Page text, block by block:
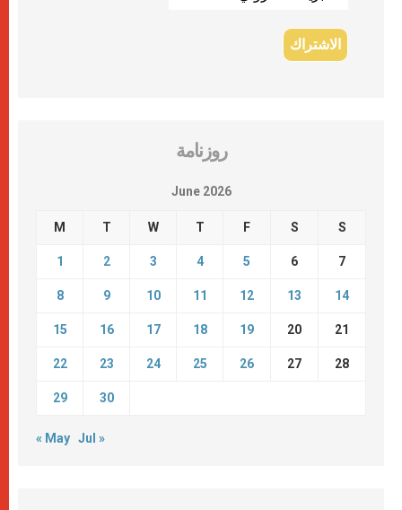
روزنامة
June 2026
M T W T F S S
1 2 3 4 5 6 7
8 9 10 11 12 13 14
15 16 17 18 19 20 21
22 23 24 25 26 27 28
29 30
« May Jul »